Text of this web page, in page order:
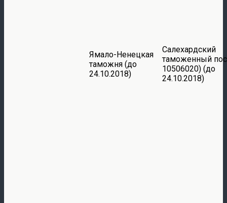
Ямало-Ненецкая
таможня (до
24.10.2018)
Салехардский
таможенный
10506020) (до
24.10.2018)